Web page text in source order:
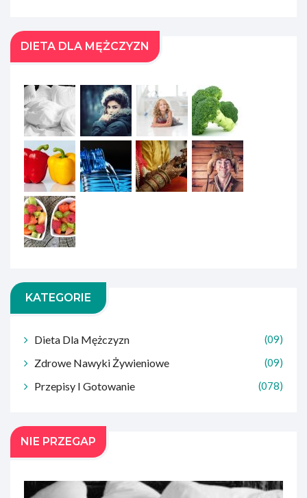
DIETA DLA MĘŻCZYZN
KATEGORIE
Dieta Dla Mężczyzn (09)
Zdrowe Nawyki Żywieniowe (09)
Przepisy I Gotowanie (078)
NIE PRZEGAP